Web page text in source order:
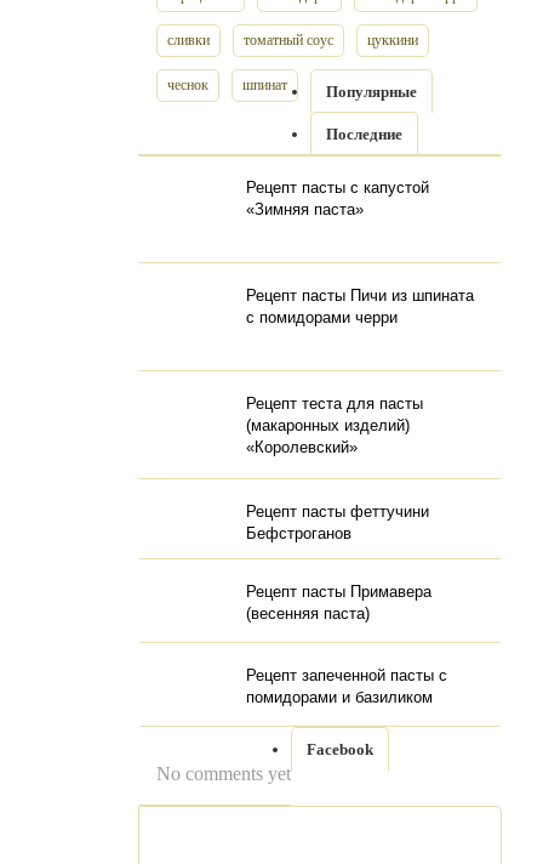
сливки томатный соус цуккини
чеснок шпинат Популярные
Последние
Рецепт пасты с капустой
«Зимняя паста»
Рецепт пасты Пичи из шпината
с помидорами черри
Рецепт теста для пасты
(макаронных изделий)
«Королевский»
Рецепт пасты феттучини
Бефстроганов
Рецепт пасты Примавера
(весенняя паста)
Рецепт запеченной пасты с
помидорами и базиликом
No comments yet
Facebook